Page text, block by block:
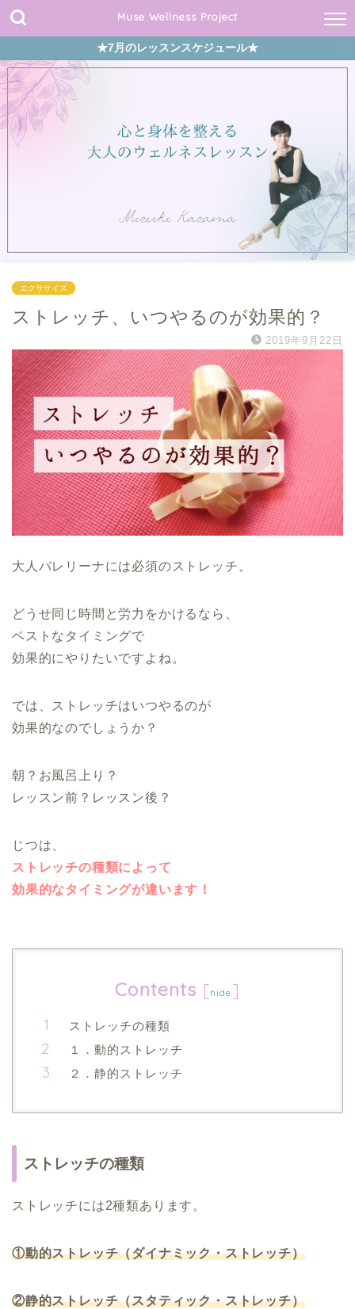
Muse Wellness Project
★7月のレッスンスケジュール★
エクササイズ
ストレッチ、いつやるのが効果的？
2019年9月22日
大人バレリーナには必須のストレッチ。
どうせ同じ時間と労力をかけるなら、
ベストなタイミングで
効果的にやりたいですよね。
では、ストレッチはいつやるのが
効果的なのでしょうか？
朝？お風呂上り？
レッスン前？レッスン後？
じつは、
ストレッチの種類によって
効果的なタイミングが違います！
Contents [hide ]
ストレッチの種類
１．動的ストレッチ
２．静的ストレッチ
ストレッチの種類
ストレッチには2種類あります。
①動的ストレッチ（ダイナミック・ストレッチ）
②静的ストレッチ（スタティック・ストレッチ）